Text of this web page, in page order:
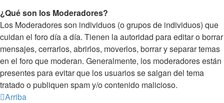
¿Qué son los Moderadores?
Los Moderadores son individuos (o grupos de individuos) que
cuidan el foro día a día. Tienen la autoridad para editar o borrar
mensajes, cerrarlos, abrirlos, moverlos, borrar y separar temas
en el foro que moderan. Generalmente, los moderadores están
presentes para evitar que los usuarios se salgan del tema
tratado o publiquen spam y/o contenido malicioso.
Arriba